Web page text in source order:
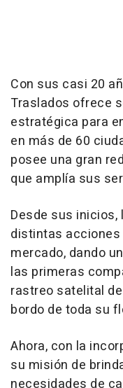
Con sus casi 20
Traslados ofrece
estratégica para
en más de 60
posee una gran
que amplía sus
Desde sus
distintas
mercado, dando
las primeras
rastreo satelital
bordo de toda su
Ahora, con la
su misión de